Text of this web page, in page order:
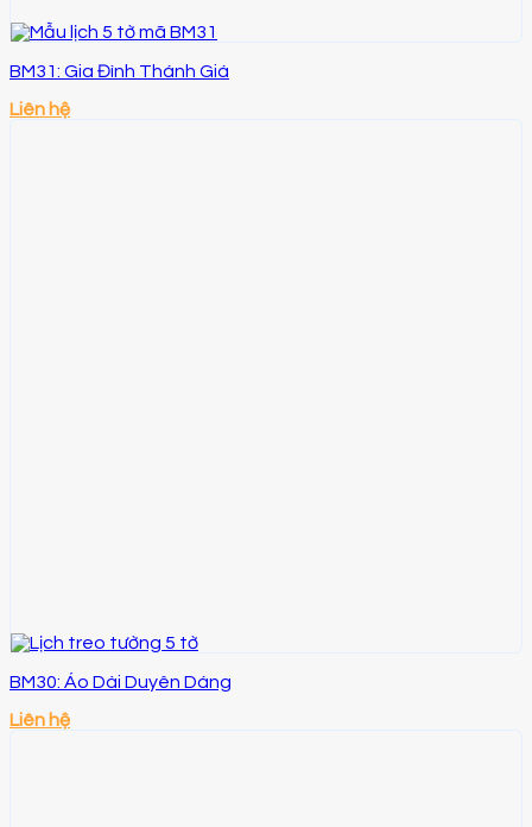
BM31: Gia Đình Thánh Giá
Liên hệ
BM30: Áo Dài Duyên Dáng
Liên hệ